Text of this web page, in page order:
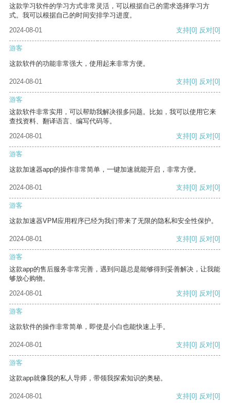
这款学习软件的学习方式非常灵活，可以根据自己的需求选择学习方
式。我可以根据自己的时间安排学习进度。
2024-08-01
支持[0] 反对[0]
游客
这款软件的功能非常强大，使用起来非常方便。
2024-08-01 支持[0] 反对[0]
游客
这款软件非常实用，可以帮助我解决很多问题。比如，我可以使用它来
查找资料、翻译语言、编写代码等。
2024-08-01
支持[0] 反对[0]
游客
这款加速器app的操作非常简单，一键加速就能开启，非常方便。
2024-08-01 支持[0] 反对[0]
游客
这款加速器VPM应用程序已经为我们带来了无限的隐私和安全性保护。
2024-08-01 支持[0] 反对[0]
游客
这款app的售后服务非常完善，遇到问题总是能够得到妥善解决，让我能
够放心购物。
2024-08-01
支持[0] 反对[0]
游客
这款软件的操作非常简单，即使是小白也能快速上手。
2024-08-01 支持[0] 反对[0]
游客
这款app就像我的私人导师，带领我探索知识的奥秘。
2024-08-01 支持[0] 反对[0]